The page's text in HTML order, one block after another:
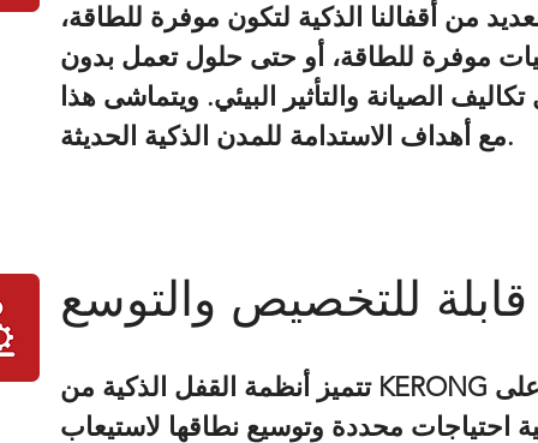
من أقفالنا الذكية لتكون موفرة للطاقة،
موفرة للطاقة، أو حتى حلول تعمل بدون
الصيانة والتأثير البيئي. ويتماشى هذا
مع أهداف الاستدامة للمدن الذكية الحديثة.
للتخصيص والتوسع
تتميز أنظمة القفل الذكية من KERONG بقدرتها العالية على
احتياجات محددة وتوسيع نطاقها لاستيعاب